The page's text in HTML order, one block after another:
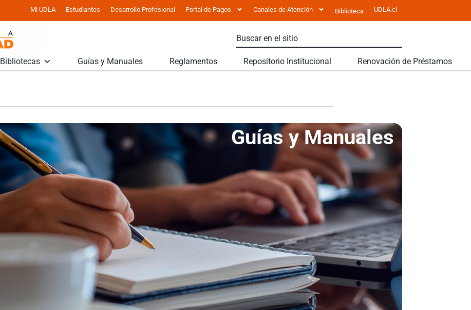
Mi UDLA Estudiantes Desarrollo Profesional Portal de Pagos Canales de Atención Biblioteca UDLA.cl
Bibliotecas Guías y Manuales Reglamentos Repositorio Institucional Renovación de Préstamos
Guías y Manuales